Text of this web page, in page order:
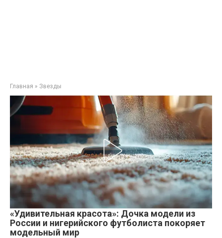
Главная » Звезды
«Удивительная красота»: Дочка модели из
России и нигерийского футболиста покоряет
модельный мир